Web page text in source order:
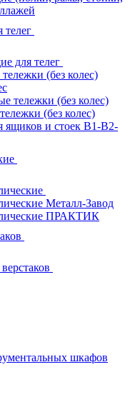
для телег
(без колес)
тележки (без колес)
(без колес)
ящиков и стоек В1-В2-
Металл-Завод
ПРАКТИК
шкафов